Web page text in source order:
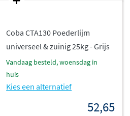
Coba CTA130 Poederlijm
universeel & zuinig 25kg - Grijs
vandaag besteld, woensdag in
huis
Kies een alternatief
52,65